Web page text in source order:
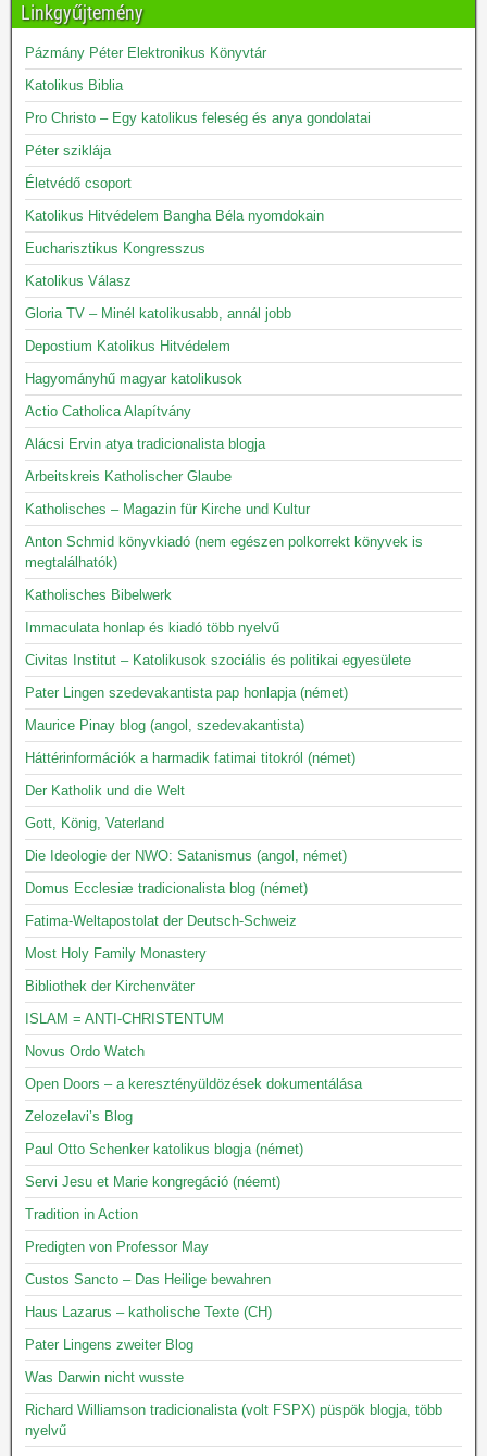
Linkgyűjtemény
Pázmány Péter Elektronikus Könyvtár
Katolikus Biblia
Pro Christo – Egy katolikus feleség és anya gondolatai
Péter sziklája
Életvédő csoport
Katolikus Hitvédelem Bangha Béla nyomdokain
Eucharisztikus Kongresszus
Katolikus Válasz
Gloria TV – Minél katolikusabb, annál jobb
Depostium Katolikus Hitvédelem
Hagyományhű magyar katolikusok
Actio Catholica Alapítvány
Alácsi Ervin atya tradicionalista blogja
Arbeitskreis Katholischer Glaube
Katholisches – Magazin für Kirche und Kultur
Anton Schmid könyvkiadó (nem egészen polkorrekt könyvek is
megtalálhatók)
Katholisches Bibelwerk
Immaculata honlap és kiadó több nyelvű
Civitas Institut – Katolikusok szociális és politikai egyesülete
Pater Lingen szedevakantista pap honlapja (német)
Maurice Pinay blog (angol, szedevakantista)
Háttérinformációk a harmadik fatimai titokról (német)
Der Katholik und die Welt
Gott, König, Vaterland
Die Ideologie der NWO: Satanismus (angol, német)
Domus Ecclesiæ tradicionalista blog (német)
Fatima-Weltapostolat der Deutsch-Schweiz
Most Holy Family Monastery
Bibliothek der Kirchenväter
ISLAM = ANTI-CHRISTENTUM
Novus Ordo Watch
Open Doors – a keresztényüldözések dokumentálása
Zelozelavi’s Blog
Paul Otto Schenker katolikus blogja (német)
Servi Jesu et Marie kongregáció (néemt)
Tradition in Action
Predigten von Professor May
Custos Sancto – Das Heilige bewahren
Haus Lazarus – katholische Texte (CH)
Pater Lingens zweiter Blog
Was Darwin nicht wusste
Richard Williamson tradicionalista (volt FSPX) püspök blogja, több
nyelvű